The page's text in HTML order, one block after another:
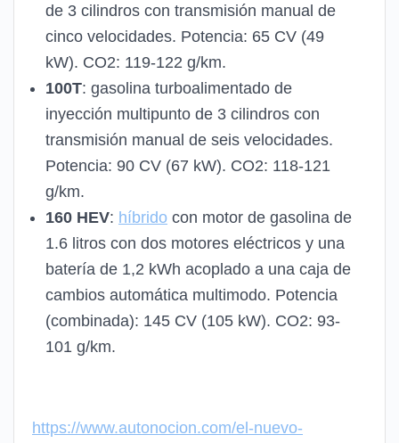
de 3 cilindros con transmisión manual de
cinco velocidades. Potencia: 65 CV (49
kW). CO2: 119-122 g/km.
100T: gasolina turboalimentado de
inyección multipunto de 3 cilindros con
transmisión manual de seis velocidades.
Potencia: 90 CV (67 kW). CO2: 118-121
g/km.
160 HEV: híbrido con motor de gasolina de
1.6 litros con dos motores eléctricos y una
batería de 1,2 kWh acoplado a una caja de
cambios automática multimodo. Potencia
(combinada): 145 CV (105 kW). CO2: 93-
101 g/km.
https://www.autonocion.com/el-nuevo-